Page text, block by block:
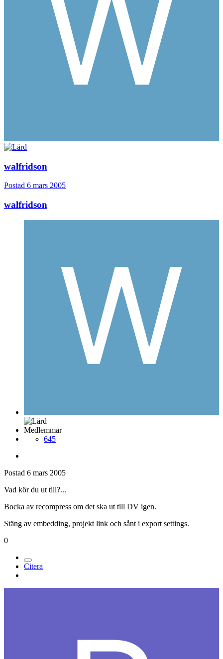
walfridson
Postad 6 mars 2005
walfridson
Medlemmar
645
Postad 6 mars 2005
Vad kör du ut till?...
Bocka av recompress om det ska ut till DV igen.
Stäng av embedding, projekt link och sånt i export settings.
0
Citera